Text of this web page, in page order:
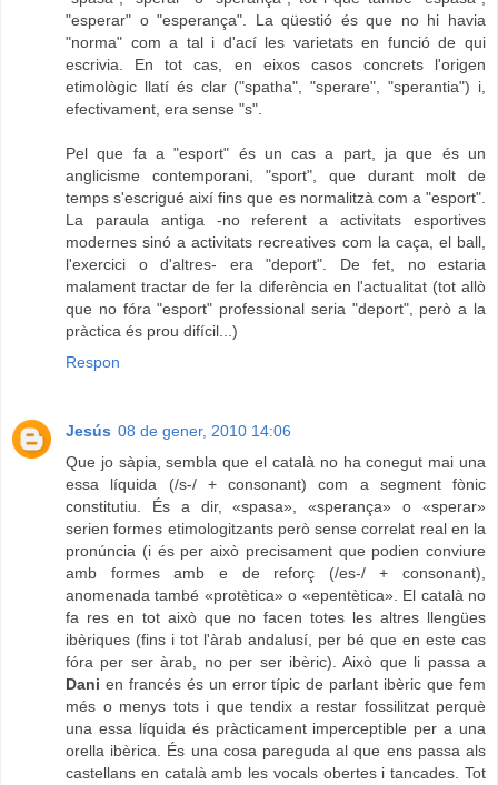
"esperar" o "esperança". La qüestió és que no hi havia
"norma" com a tal i d'ací les varietats en funció de qui
escrivia. En tot cas, en eixos casos concrets l'origen
etimològic llatí és clar ("spatha", "sperare", "sperantia") i,
efectivament, era sense "s".
Pel que fa a "esport" és un cas a part, ja que és un
anglicisme contemporani, "sport", que durant molt de
temps s'escrigué així fins que es normalitzà com a "esport".
La paraula antiga -no referent a activitats esportives
modernes sinó a activitats recreatives com la caça, el ball,
l'exercici o d'altres- era "deport". De fet, no estaria
malament tractar de fer la diferència en l'actualitat (tot allò
que no fóra "esport" professional seria "deport", però a la
pràctica és prou difícil...)
Respon
Jesús 08 de gener, 2010 14:06
Que jo sàpia, sembla que el català no ha conegut mai una
essa líquida (/s-/ + consonant) com a segment fònic
constitutiu. És a dir, «spasa», «sperança» o «sperar»
serien formes etimologitzants però sense correlat real en la
pronúncia (i és per això precisament que podien conviure
amb formes amb e de reforç (/es-/ + consonant),
anomenada també «protètica» o «epentètica». El català no
fa res en tot això que no facen totes les altres llengües
ibèriques (fins i tot l'àrab andalusí, per bé que en este cas
fóra per ser àrab, no per ser ibèric). Això que li passa a
Dani en francés és un error típic de parlant ibèric que fem
més o menys tots i que tendix a restar fossilitzat perquè
una essa líquida és pràcticament imperceptible per a una
orella ibèrica. És una cosa pareguda al que ens passa als
castellans en català amb les vocals obertes i tancades. Tot